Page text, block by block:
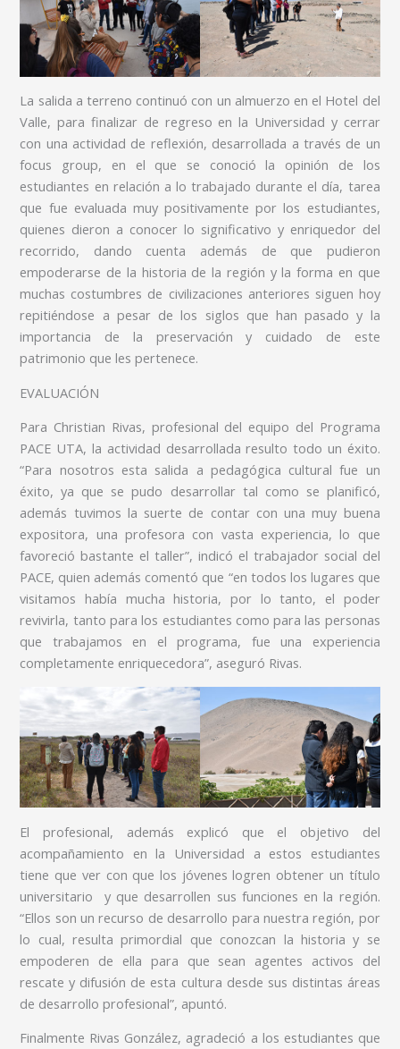
La salida a terreno continuó con un almuerzo en el Hotel del
Valle, para finalizar de regreso en la Universidad y cerrar
con una actividad de reflexión, desarrollada a través de un
focus group, en el que se conoció la opinión de los
estudiantes en relación a lo trabajado durante el día, tarea
que fue evaluada muy positivamente por los estudiantes,
quienes dieron a conocer lo significativo y enriquedor del
recorrido, dando cuenta además de que pudieron
empoderarse de la historia de la región y la forma en que
muchas costumbres de civilizaciones anteriores siguen hoy
repitiéndose a pesar de los siglos que han pasado y la
importancia de la preservación y cuidado de este
patrimonio que les pertenece.
EVALUACIÓN
Para Christian Rivas, profesional del equipo del Programa
PACE UTA, la actividad desarrollada resulto todo un éxito.
“Para nosotros esta salida a pedagógica cultural fue un
éxito, ya que se pudo desarrollar tal como se planificó,
además tuvimos la suerte de contar con una muy buena
expositora, una profesora con vasta experiencia, lo que
favoreció bastante el taller”, indicó el trabajador social del
PACE, quien además comentó que “en todos los lugares que
visitamos había mucha historia, por lo tanto, el poder
revivirla, tanto para los estudiantes como para las personas
que trabajamos en el programa, fue una experiencia
completamente enriquecedora”, aseguró Rivas.
El profesional, además explicó que el objetivo del
acompañamiento en la Universidad a estos estudiantes
tiene que ver con que los jóvenes logren obtener un título
universitario y que desarrollen sus funciones en la región.
“Ellos son un recurso de desarrollo para nuestra región, por
lo cual, resulta primordial que conozcan la historia y se
empoderen de ella para que sean agentes activos del
rescate y difusión de esta cultura desde sus distintas áreas
de desarrollo profesional”, apuntó.
Finalmente Rivas González, agradeció a los estudiantes que